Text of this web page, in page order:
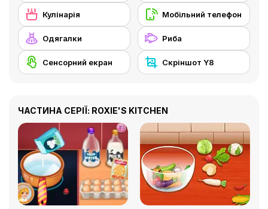
Кулінарія Мобільний телефон
Одягалки Риба
Сенсорний екран Скріншот Y8
ЧАСТИНА СЕРІЇ: ROXIE'S KITCHEN